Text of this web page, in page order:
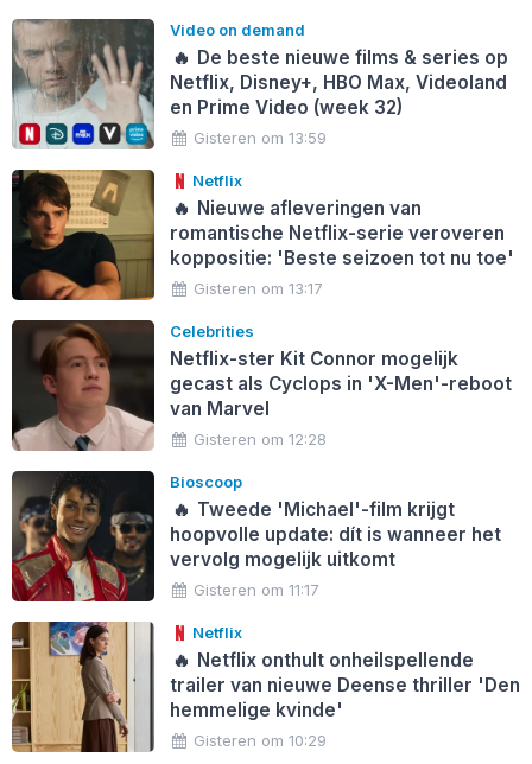
Video on demand
🔥 De beste nieuwe films & series op
Netflix, Disney+, HBO Max, Videoland
en Prime Video (week 32)
Gisteren om 13:59
Netflix
🔥 Nieuwe afleveringen van
romantische Netflix-serie veroveren
koppositie: 'Beste seizoen tot nu toe'
Gisteren om 13:17
Celebrities
Netflix-ster Kit Connor mogelijk
gecast als Cyclops in 'X-Men'-reboot
van Marvel
Gisteren om 12:28
Bioscoop
🔥 Tweede 'Michael'-film krijgt
hoopvolle update: dít is wanneer het
vervolg mogelijk uitkomt
Gisteren om 11:17
Netflix
🔥 Netflix onthult onheilspellende
trailer van nieuwe Deense thriller 'Den
hemmelige kvinde'
Gisteren om 10:29